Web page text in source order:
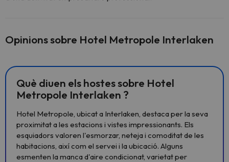
Opinions sobre Hotel Metropole Interlaken
Què diuen els hostes sobre Hotel
Metropole Interlaken ?
Hotel Metropole, ubicat a Interlaken, destaca per la seva
proximitat a les estacions i vistes impressionants. Els
esquiadors valoren l'esmorzar, neteja i comoditat de les
habitacions, així com el servei i la ubicació. Alguns
esmenten la manca d'aire condicionat, varietat per